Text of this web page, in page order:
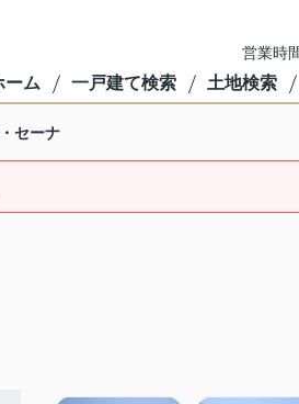
営業時
ーム 一戸建て検索 土地検索
セーナ